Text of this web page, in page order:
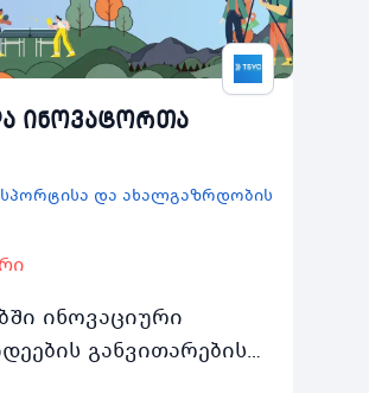
ინოვატორთა
სპორტისა და ახალგაზრდობის
ინოვაციური
განვითარების
3